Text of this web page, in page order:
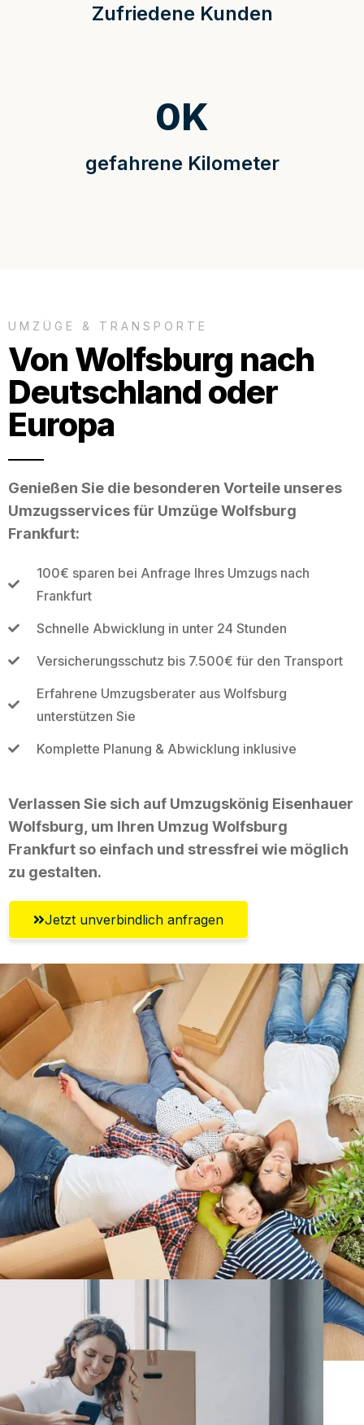
Zufriedene Kunden
gefahrene Kilometer
0K
UMZÜGE & TRANSPORTE
Von Wolfsburg nach
Deutschland oder
Europa
Genießen Sie die besonderen Vorteile unseres
Umzugsservices für Umzüge Wolfsburg
Frankfurt:
100€ sparen bei Anfrage Ihres Umzugs nach
Frankfurt
Schnelle Abwicklung in unter 24 Stunden
Versicherungsschutz bis 7.500€ für den Transport
Erfahrene Umzugsberater aus Wolfsburg
unterstützen Sie
Komplette Planung & Abwicklung inklusive
Verlassen Sie sich auf Umzugskönig Eisenhauer
Wolfsburg, um Ihren Umzug Wolfsburg
Frankfurt so einfach und stressfrei wie möglich
zu gestalten.
Jetzt unverbindlich anfragen